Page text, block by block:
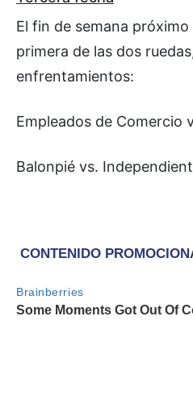
El fin de semana
primera de las dos
enfrentamientos:
Empleados de Comercio
Balonpié vs.